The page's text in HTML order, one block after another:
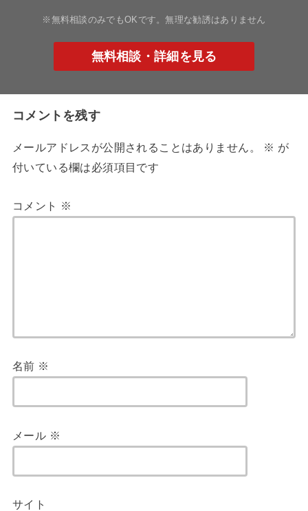
※無料相談のみでもOKです。無理な勧誘はありません
無料相談・詳細を見る
コメントを残す
メールアドレスが公開されることはありません。 ※ が
付いている欄は必須項目です
コメント ※
名前 ※
メール ※
サイト